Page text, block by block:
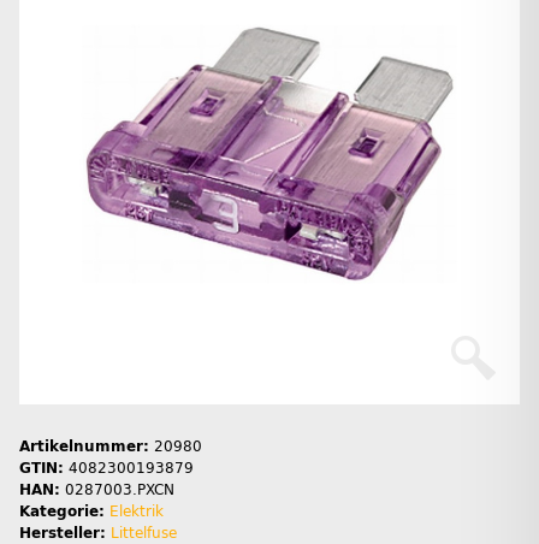
Artikelnummer: 20980
GTIN: 4082300193879
HAN: 0287003.PXCN
Kategorie: Elektrik
Hersteller: Littelfuse